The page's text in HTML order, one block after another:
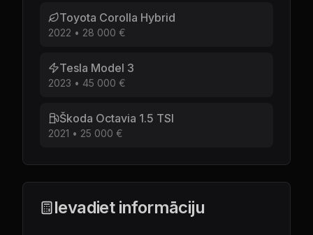
Toyota Corolla Hybrid
2022 • 28 000 €
Tesla Model 3
2023 • 45 000 €
Škoda Octavia 1.5 TSI
2021 • 25 000 €
Ievadiet informāciju